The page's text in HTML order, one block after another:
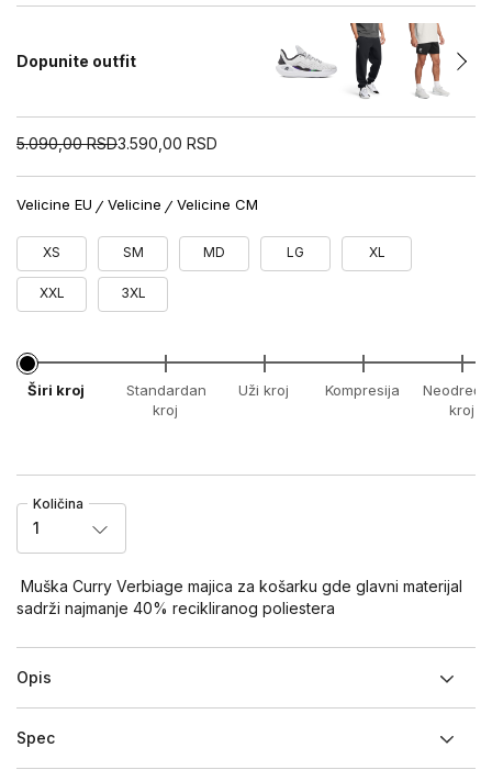
Dopunite outfit
5.090,00 RSD3.590,00 RSD
Velicine EU Velicine Velicine CM
XS SM MD LG XL
XXL 3XL
Širi kroj
Standardan
kroj
Uži kroj Kompresija
kroj
Količina
1
Muška Curry Verbiage majica za košarku gde glavni materijal
sadrži najmanje 40% recikliranog poliestera
Opis
Spec